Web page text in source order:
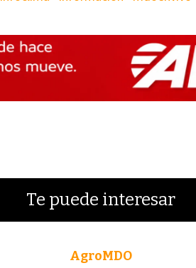
Te puede interesar
AgroMDO